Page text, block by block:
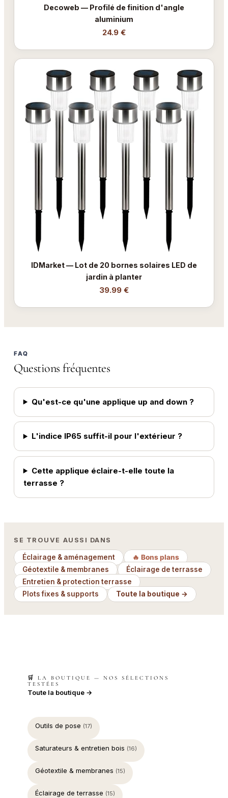
Decoweb — Profilé de finition d'angle
aluminium
24.9 €
IDMarket — Lot de 20 bornes solaires LED de
jardin à planter
39.99 €
FAQ
Questions fréquentes
Qu'est-ce qu'une applique up and down ?
L'indice IP65 suffit-il pour l'extérieur ?
Cette applique éclaire-t-elle toute la
terrasse ?
SE TROUVE AUSSI DANS
Éclairage & aménagement
🔥 Bons plans
Géotextile & membranes
Éclairage de terrasse
Entretien & protection terrasse
Plots fixes & supports
Toute la boutique →
🛒 LA BOUTIQUE — NOS SÉLECTIONS
TESTÉES
Toute la boutique →
Outils de pose (17)
Saturateurs & entretien bois (16)
Géotextile & membranes (15)
Éclairage de terrasse (15)